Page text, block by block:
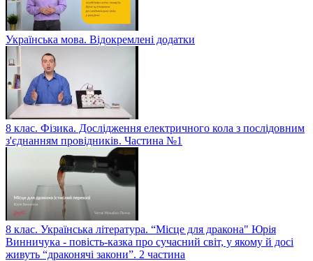
Українська мова. Відокремлені додатки
8 клас. Фізика. Дослідження електричного кола з послідовним
з'єднанням провідників. Частина №1
8 клас. Українська література. “Місце для дракона" Юрія
Винничука - повість-казка про сучасний світ, у якому й досі
живуть “драконячі закони”. 2 частина